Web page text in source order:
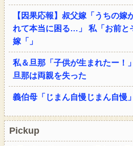
【因果応報】叔父嫁「うちの嫁
れて本当に困る…」 私「お前と
嫁「」
私＆旦那「子供が生まれたー！
旦那は両親を失った
義伯母「じまん自慢じまん自慢
Pickup